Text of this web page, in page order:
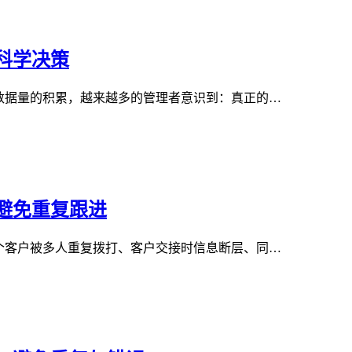
学决策
量的积累，越来越多的管理者意识到：真正的…
免重复跟进
户被多人重复拨打、客户交接时信息断层、同…